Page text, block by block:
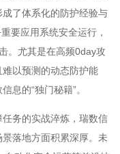
了体系化的防护经验与
要应用系统安全运行，
。尤其是在高频0day攻
以预测的动态防护能
息的“独门秘籍”。
务的实战淬炼，瑞数信
落地方面积累深厚。未